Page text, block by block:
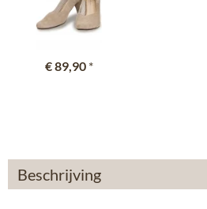
€ 89,90 *
Beschrijving